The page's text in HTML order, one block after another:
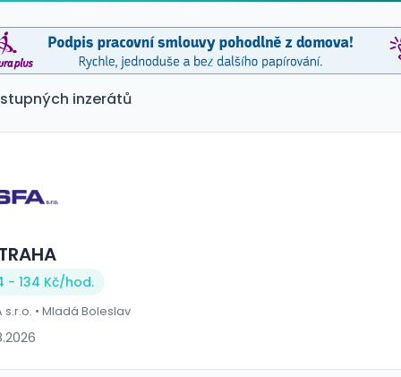
inzerátů
- 134 Kč/hod.
s.r.o. • Mladá Boleslav